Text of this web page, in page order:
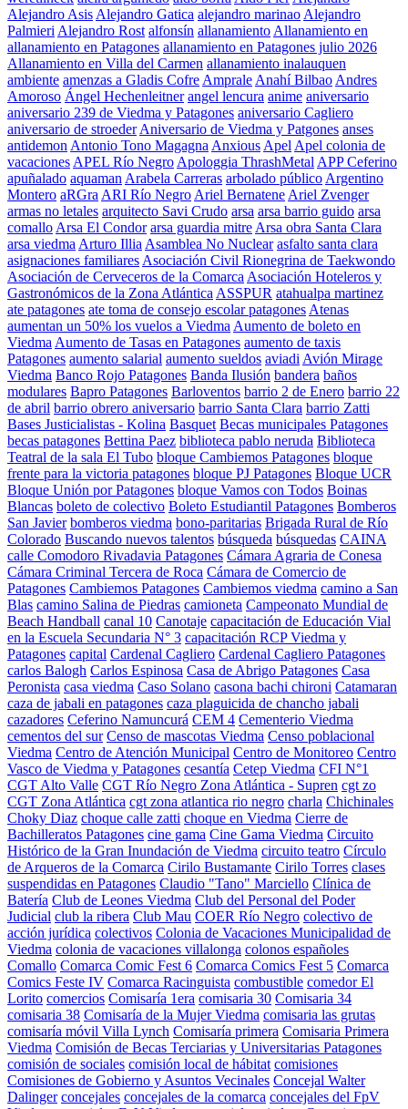
Alejandro Asis Alejandro Gatica alejandro marinao Alejandro
Palmieri Alejandro Rost alfonsín allanamiento Allanamiento en
allanamiento en Patagones allanamiento en Patagones julio 2026
Allanamiento en Villa del Carmen allanamiento inalauquen
ambiente amenzas a Gladis Cofre Amprale Anahí Bilbao Andres
Amoroso Ángel Hechenleitner angel lencura anime aniversario
aniversario 239 de Viedma y Patagones aniversario Cagliero
aniversario de stroeder Aniversario de Viedma y Patgones anses
antidemon Antonio Tono Magagna Anxious Apel Apel colonia de
vacaciones APEL Río Negro Apologgia ThrashMetal APP Ceferino
apuñalado aquaman Arabela Carreras arbolado público Argentino
Montero aRGra ARI Río Negro Ariel Bernatene Ariel Zvenger
armas no letales arquitecto Savi Crudo arsa arsa barrio guido arsa
comallo Arsa El Condor arsa guardia mitre Arsa obra Santa Clara
arsa viedma Arturo Illia Asamblea No Nuclear asfalto santa clara
asignaciones familiares Asociación Civil Rionegrina de Taekwondo
Asociación de Cerveceros de la Comarca Asociación Hoteleros y
Gastronómicos de la Zona Atlántica ASSPUR atahualpa martinez
ate patagones ate toma de consejo escolar patagones Atenas
aumentan un 50% los vuelos a Viedma Aumento de boleto en
Viedma Aumento de Tasas en Patagones aumento de taxis
Patagones aumento salarial aumento sueldos aviadi Avión Mirage
Viedma Banco Rojo Patagones Banda Ilusión bandera baños
modulares Bapro Patagones Barloventos barrio 2 de Enero barrio 22
de abril barrio obrero aniversario barrio Santa Clara barrio Zatti
Bases Justicialistas - Kolina Basquet Becas municipales Patagones
becas patagones Bettina Paez biblioteca pablo neruda Biblioteca
Teatral de la sala El Tubo bloque Cambiemos Patagones bloque
frente para la victoria patagones bloque PJ Patagones Bloque UCR
Bloque Unión por Patagones bloque Vamos con Todos Boinas
Blancas boleto de colectivo Boleto Estudiantil Patagones Bomberos
San Javier bomberos viedma bono-paritarias Brigada Rural de Río
Colorado Buscando nuevos talentos búsqueda búsquedas CAINA
calle Comodoro Rivadavia Patagones Cámara Agraria de Conesa
Cámara Criminal Tercera de Roca Cámara de Comercio de
Patagones Cambiemos Patagones Cambiemos viedma camino a San
Blas camino Salina de Piedras camioneta Campeonato Mundial de
Beach Handball canal 10 Canotaje capacitación de Educación Vial
en la Escuela Secundaria N° 3 capacitación RCP Viedma y
Patagones capital Cardenal Cagliero Cardenal Cagliero Patagones
carlos Balogh Carlos Espinosa Casa de Abrigo Patagones Casa
Peronista casa viedma Caso Solano casona bachi chironi Catamaran
caza de jabali en patagones caza plaguicida de chancho jabali
cazadores Ceferino Namuncurá CEM 4 Cementerio Viedma
cementos del sur Censo de mascotas Viedma Censo poblacional
Viedma Centro de Atención Municipal Centro de Monitoreo Centro
Vasco de Viedma y Patagones cesantía Cetep Viedma CFI N°1
CGT Alto Valle CGT Río Negro Zona Atlántica - Supren cgt zo
CGT Zona Atlántica cgt zona atlantica rio negro charla Chichinales
Choky Diaz choque calle zatti choque en Viedma Cierre de
Bachilleratos Patagones cine gama Cine Gama Viedma Circuito
Histórico de la Gran Inundación de Viedma circuito teatro Círculo
de Arqueros de la Comarca Cirilo Bustamante Cirilo Torres clases
suspendidas en Patagones Claudio "Tano" Marciello Clínica de
Batería Club de Leones Viedma Club del Personal del Poder
Judicial club la ribera Club Mau COER Río Negro colectivo de
acción jurídica colectivos Colonia de Vacaciones Municipalidad de
Viedma colonia de vacaciones villalonga colonos españoles
Comallo Comarca Comic Fest 6 Comarca Comics Fest 5 Comarca
Comics Feste IV Comarca Racinguista combustible comedor El
Lorito comercios Comisaría 1era comisaria 30 Comisaria 34
comisaria 38 Comisaría de la Mujer Viedma comisaria las grutas
comisaría móvil Villa Lynch Comisaría primera Comisaria Primera
Viedma Comisión de Becas Terciarias y Universitarias Patagones
comisión de sociales comisión local de hábitat comisiones
Comisiones de Gobierno y Asuntos Vecinales Concejal Walter
Dalinger concejales concejales de la comarca concejales del FpV